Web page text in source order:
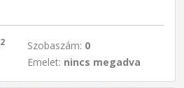
2 Szobaszám: 0
Emelet: nincs megadva